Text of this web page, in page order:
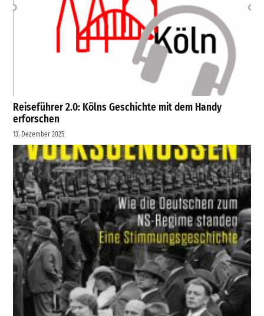
Reiseführer 2.0: Kölns Geschichte mit dem Handy
erforschen
13. Dezember 2025